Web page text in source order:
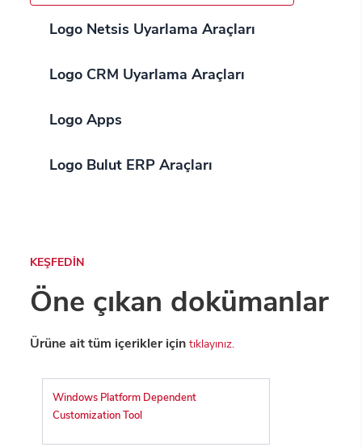
Logo Netsis Uyarlama Araçları
Logo CRM Uyarlama Araçları
Logo Apps
Logo Bulut ERP Araçları
KEŞFEDİN
Öne çıkan dokümanlar
Ürüne ait tüm içerikler içintıklayınız.
Windows Platform Dependent
Customization Tool